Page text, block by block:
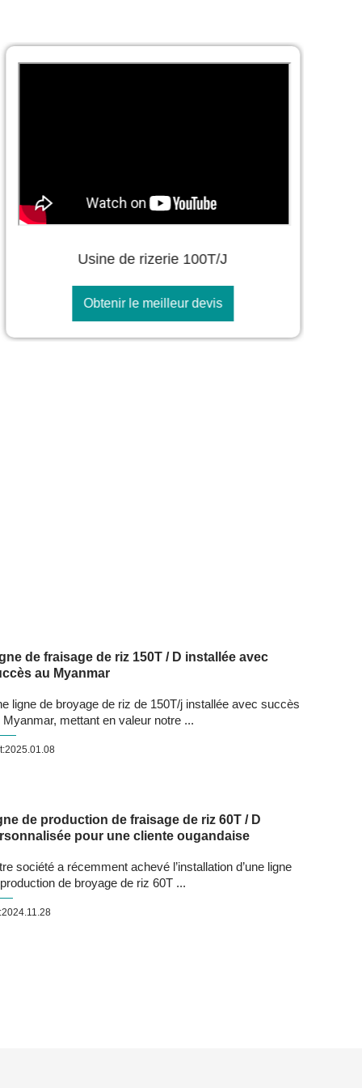
Usine de rizerie 100T/J
Obtenir le meilleur devis
de fraisage de riz 150T / D installée avec
au Myanmar
ligne de broyage de riz de 150T/j installée avec succès
Myanmar, mettant en valeur notre ...
de production de fraisage de riz 60T / D
pour une cliente ougandaise
société a récemment achevé l’installation d’une ligne
de broyage de riz 60T ...